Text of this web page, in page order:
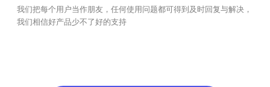
我们把每个用户当作朋友，任何使用问题都可得到及时回复与解决，
我们相信好产品少不了好的支持